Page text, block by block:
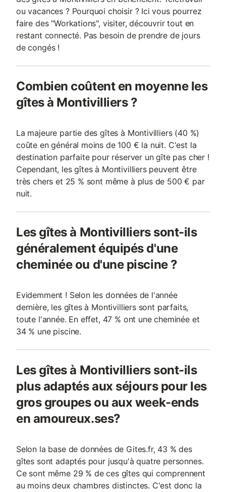
ou vacances ? Pourquoi choisir ? Ici vous pourrez
faire des "Workations", visiter, découvrir tout en
restant connecté. Pas besoin de prendre de jours
de congés !
Combien coûtent en moyenne les
gîtes à Montivilliers ?
La majeure partie des gîtes à Montivilliers (40 %)
coûte en général moins de 100 € la nuit. C'est la
destination parfaite pour réserver un gîte pas cher !
Cependant, les gîtes à Montivilliers peuvent être
très chers et 25 % sont même à plus de 500 € par
nuit.
Les gîtes à Montivilliers sont-ils
généralement équipés d'une
cheminée ou d'une piscine ?
Evidemment ! Selon les données de l'année
dernière, les gîtes à Montivilliers sont parfaits,
toute l'année. En effet, 47 % ont une cheminée et
34 % une piscine.
Les gîtes à Montivilliers sont-ils
plus adaptés aux séjours pour les
gros groupes ou aux week-ends
en amoureux.ses?
Selon la base de données de Gites.fr, 43 % des
gîtes sont adaptés pour jusqu'à quatre personnes.
Ce sont même 29 % de ces gîtes qui comprennent
au moins deux chambres distinctes. C'est donc la